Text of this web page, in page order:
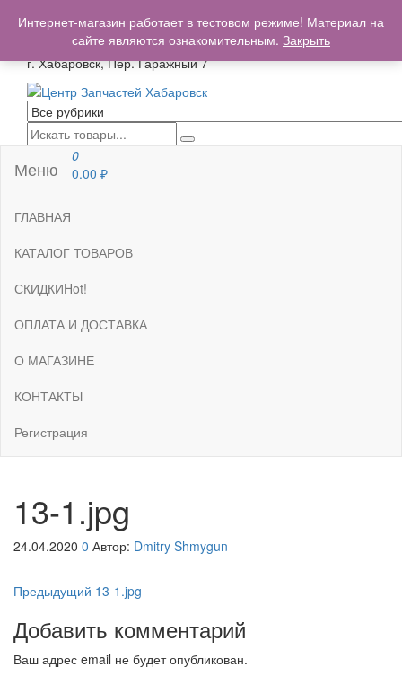
centrzapchastey.ru@mail.ru
г. Хабаровск, Пер. Гаражный 7
Центр Запчастей Хабаровск
Запчасти для авто,
мото,бензопил,велосипедов,снегоходов,бензопил и т.д.
Хабаровск
Меню
0
0.00 ₽
ГЛАВНАЯ
КАТАЛОГ ТОВАРОВ
СКИДКИHot!
ОПЛАТА И ДОСТАВКА
О МАГАЗИНЕ
КОНТАКТЫ
Регистрация
13-1.jpg
24.04.2020 0 Автор: Dmitry Shmygun
Навигация
по
записям
Предыдущая
Предыдущий 13-1.jpg
Добавить комментарий
Ваш адрес email не будет опубликован.
Интернет-магазин работает в тестовом режиме! Материал на
сайте являются ознакомительным. Закрыть